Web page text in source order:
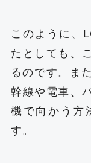
このように、
たとしても、
るのです。ま
幹線や電車、
機で向かう方
す。